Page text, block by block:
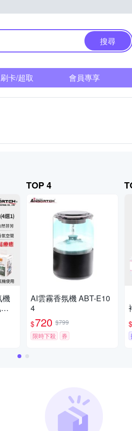
搜尋
刷卡/超取 會員專享
機
TOP 4
AI雲霧香氛機 ABT-E10
4
$720 $799
限時下殺
券
$